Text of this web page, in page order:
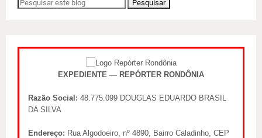
EXPEDIENTE — REPÓRTER RONDÔNIA
Razão Social: 48.775.099 DOUGLAS EDUARDO BRASIL
DA SILVA
Endereço: Rua Algodoeiro, nº 4890, Bairro Caladinho, CEP